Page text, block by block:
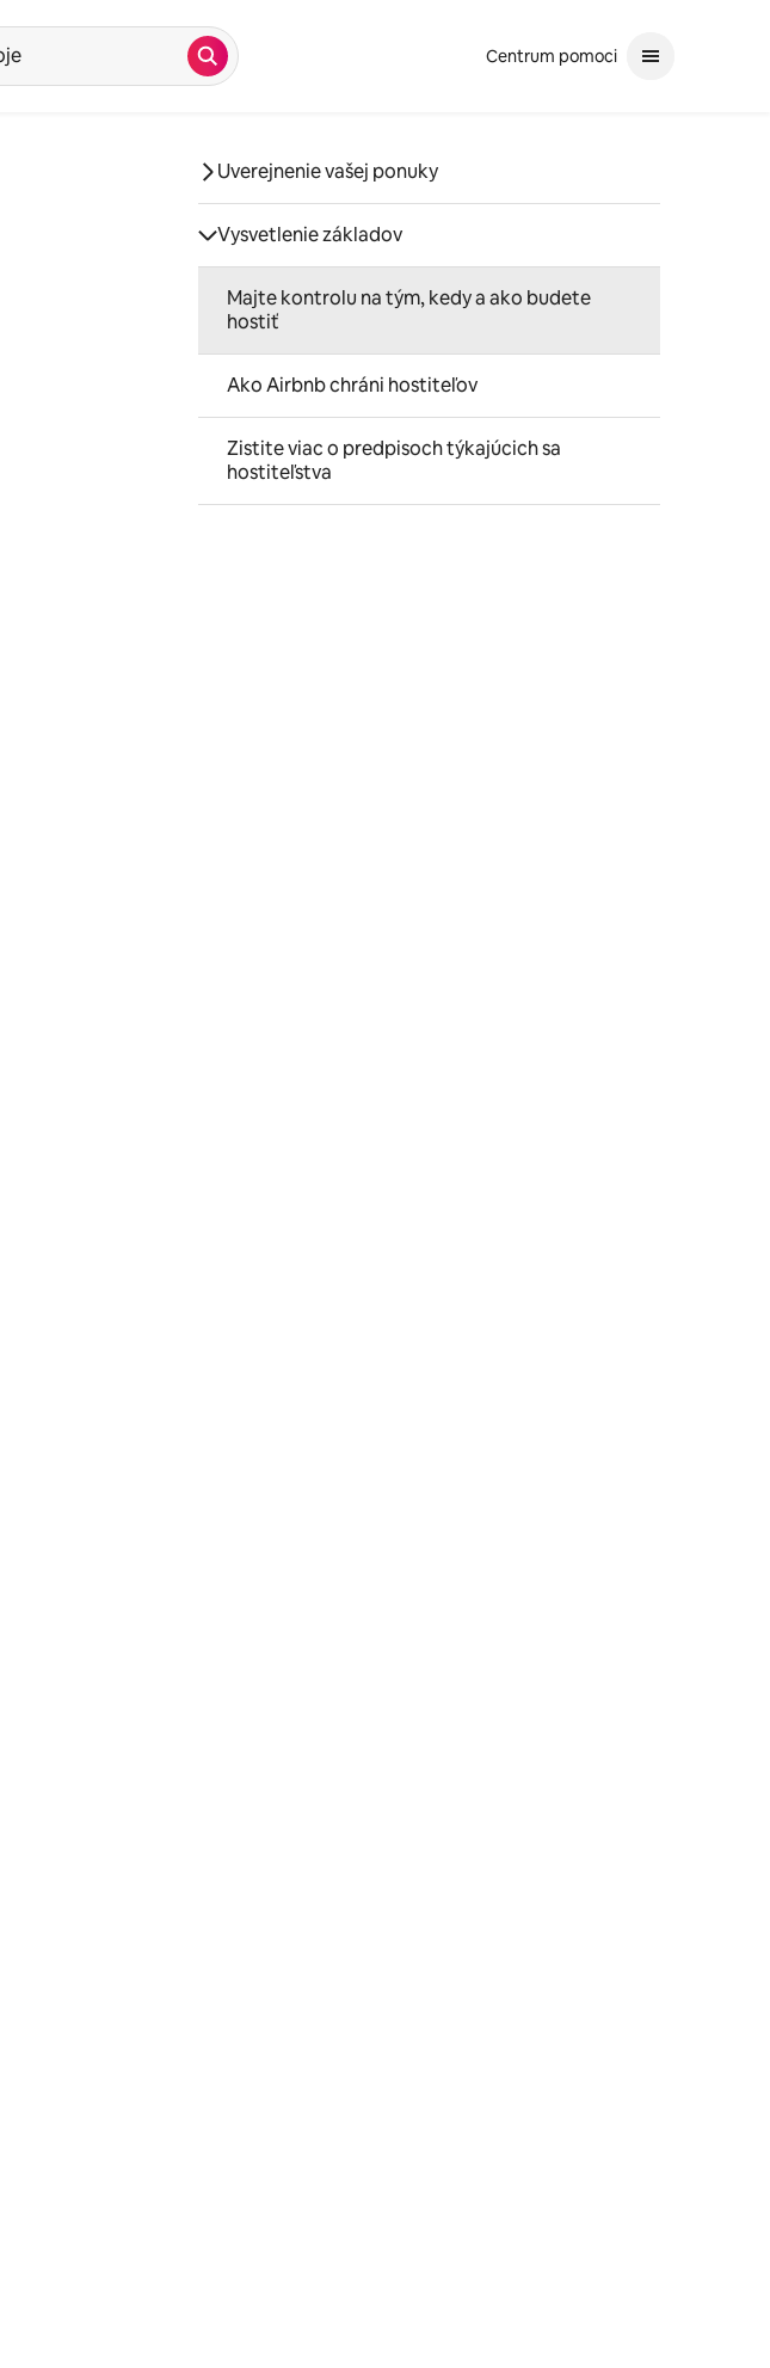
Vyhľadávať Centrum pomoci
Uverejnenie vašej ponuky
Vysvetlenie základov
Majte kontrolu na tým, kedy a ako budete
hostiť
Ako Airbnb chráni hostiteľov
Zistite viac o predpisoch týkajúcich sa
hostiteľstva